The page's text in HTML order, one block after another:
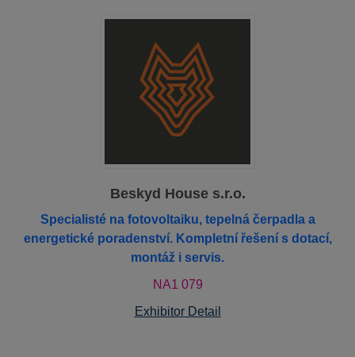
Beskyd House s.r.o.
Specialisté na fotovoltaiku, tepelná čerpadla a
energetické poradenství. Kompletní řešení s dotací,
montáž i servis.
NA1 079
Exhibitor Detail